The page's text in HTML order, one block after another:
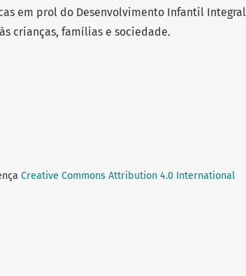
em prol do Desenvolvimento Infantil Integral
crianças, famílias e sociedade.
Creative Commons Attribution 4.0 International